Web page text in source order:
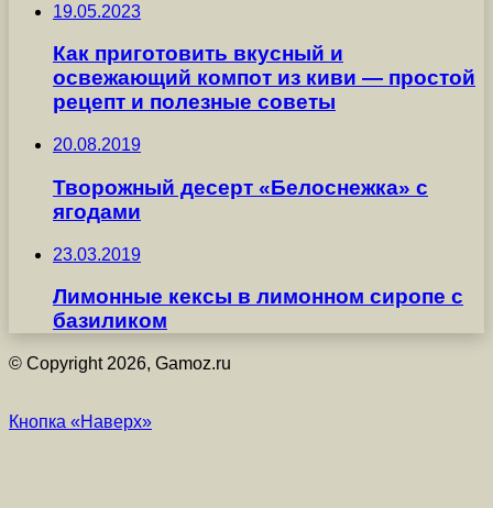
19.05.2023
Как приготовить вкусный и
освежающий компот из киви — простой
рецепт и полезные советы
20.08.2019
Творожный десерт «Белоснежка» с
ягодами
23.03.2019
Лимонные кексы в лимонном сиропе с
базиликом
© Copyright 2026, Gamoz.ru
Кнопка «Наверх»